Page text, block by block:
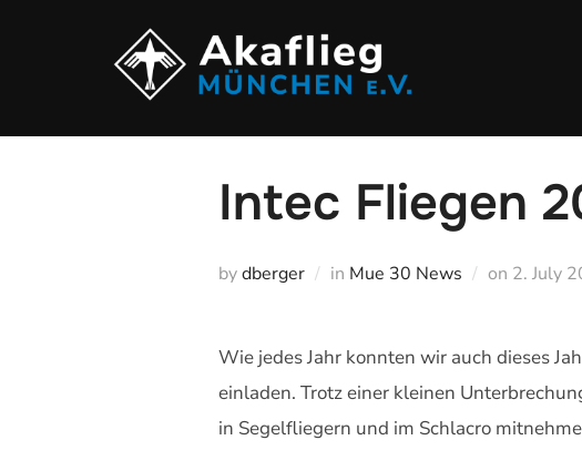
Intec Fliegen
bydberger in Mue 30 News on 2. July
Wie jedes Jahr konnten wir auch dieses
einladen. Trotz einer kleinen
in Segelfliegern und im Schlacro